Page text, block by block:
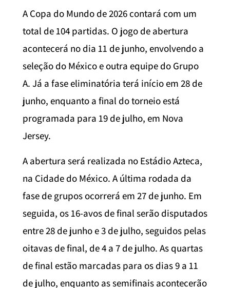
A Copa do Mundo de 2026 contará com um
total de 104 partidas. O jogo de abertura
acontecerá no dia 11 de junho, envolvendo a
seleção do México e outra equipe do Grupo
A. Já a fase eliminatória terá início em 28 de
junho, enquanto a final do torneio está
programada para 19 de julho, em Nova
Jersey.
A abertura será realizada no Estádio Azteca,
na Cidade do México. A última rodada da
fase de grupos ocorrerá em 27 de junho. Em
seguida, os 16-avos de final serão disputados
entre 28 de junho e 3 de julho, seguidos pelas
oitavas de final, de 4 a 7 de julho. As quartas
de final estão marcadas para os dias 9 a 11
de julho, enquanto as semifinais acontecerão